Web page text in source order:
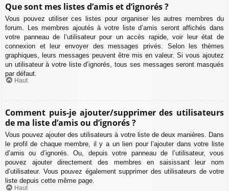
Que sont mes listes d’amis et d’ignorés ?
Vous pouvez utiliser ces listes pour organiser les autres membres du
forum. Les membres ajoutés à votre liste d’amis seront affichés dans
votre panneau de l’utilisateur pour un accès rapide, voir leur état de
connexion et leur envoyer des messages privés. Selon les thèmes
graphiques, leurs messages peuvent être mis en valeur. Si vous ajoutez
un utilisateur à votre liste d’ignorés, tous ses messages seront masqués
par défaut.
Haut
Comment puis-je ajouter/supprimer des utilisateurs
de ma liste d’amis ou d’ignorés ?
Vous pouvez ajouter des utilisateurs à votre liste de deux manières. Dans
le profil de chaque membre, il y a un lien pour l’ajouter dans votre liste
d’amis ou d’ignorés. Ou, depuis votre panneau de l’utilisateur, vous
pouvez ajouter directement des membres en saisissant leur nom
d’utilisateur. Vous pouvez également supprimer des utilisateurs de votre
liste depuis cette même page.
Haut